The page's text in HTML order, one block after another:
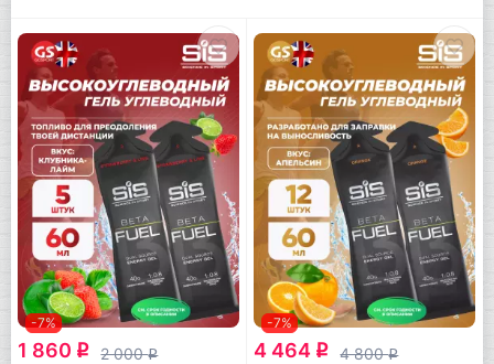
-7%
1 860 q 2 000q
-7%
4 464 q 4 800q